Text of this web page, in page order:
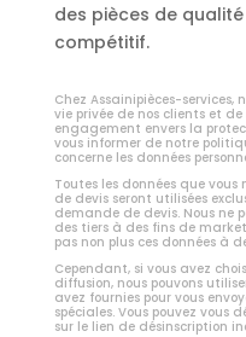
des pièces de
compétitif.
Chez Assainipièces-
vie privée de nos clients et
engagement envers la
vous informer de notre
concerne les données
Toutes les données que
de devis seront utilisées
demande de devis. Nous ne
des tiers à des fins de
pas non plus ces données à
Cependant, si vous avez
diffusion, nous pouvons
avez fournies pour vous
spéciales. Vous pouvez
sur le lien de désinscription